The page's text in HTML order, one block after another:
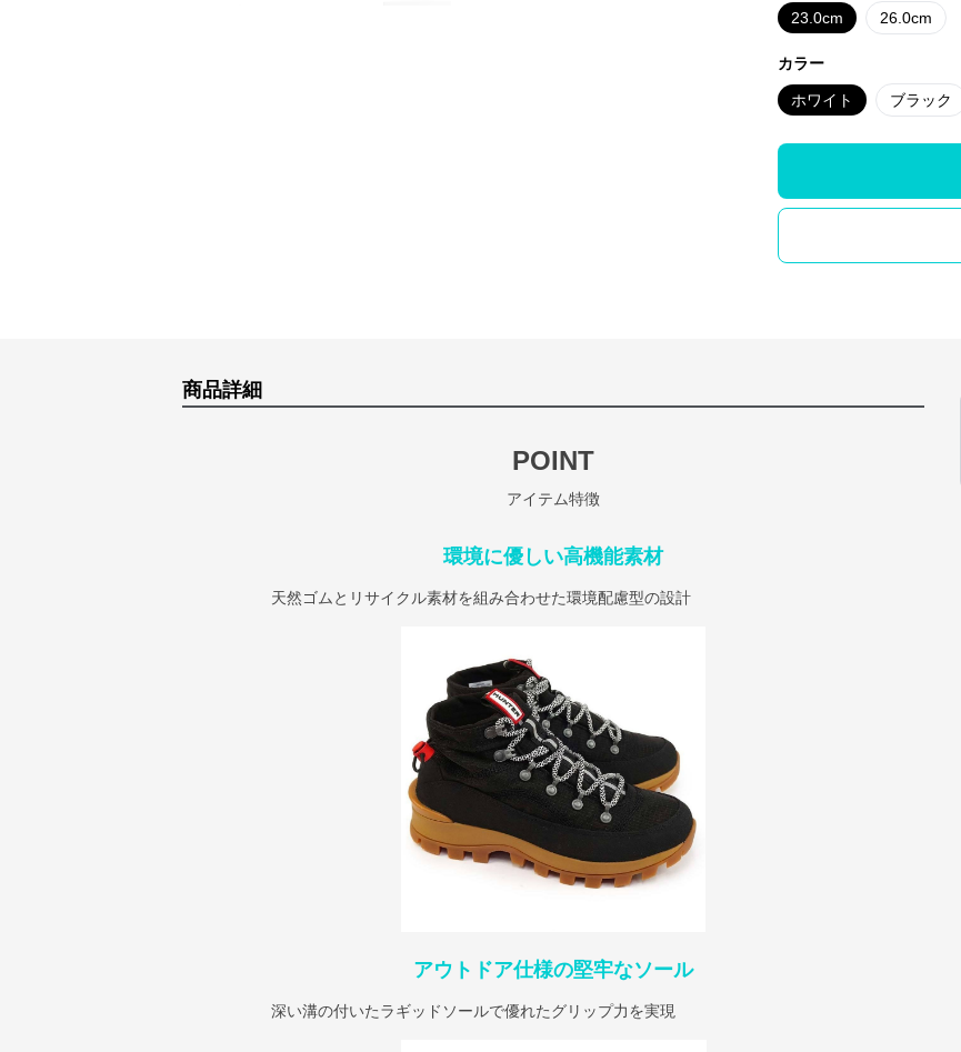
23.0cm 26.0cm
カラー
ホワイト ブラック
商品詳細
POINT
アイテム特徴
環境に優しい高機能素材
天然ゴムとリサイクル素材を組み合わせた環境配慮型の設計
アウトドア仕様の堅牢なソール
深い溝の付いたラギッドソールで優れたグリップ力を実現